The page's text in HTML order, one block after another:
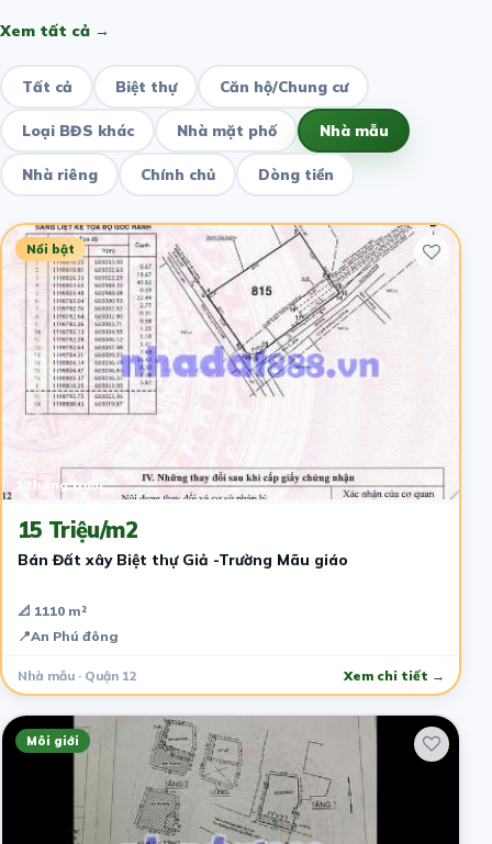
Xem tất cả →
Tất cả Biệt thự Căn hộ/Chung cư
Loại BĐS khác Nhà mặt phố Nhà mẫu
Nhà riêng Chính chủ Dòng tiền
Nổi bật
1 tháng trước
15 Triệu/m2
Bán Đất xây Biệt thự Giả -Trường Mãu giáo
📐 1110 m²
📍An Phú đông
Nhà mẫu · Quận 12 Xem chi tiết →
Môi giới